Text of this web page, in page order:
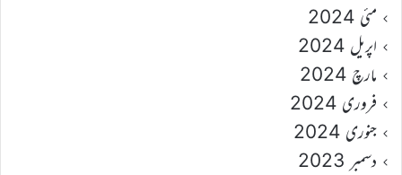
مئی 2024
اپریل 2024
مارچ 2024
فروری 2024
جنوری 2024
دسمبر 2023